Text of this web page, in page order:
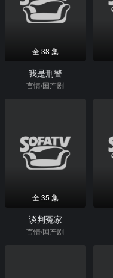
全 38 集
我是刑警
言情/国产剧
全 35 集
谈判冤家
言情/国产剧